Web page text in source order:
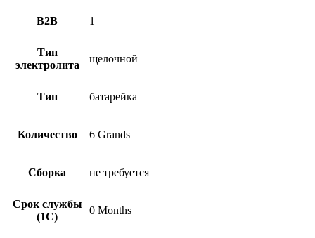
B2B 1
Тип
электролита
щелочной
Тип батарейка
Количество 6 Grands
Сборка не требуется
Срок службы
(1С)
0 Months